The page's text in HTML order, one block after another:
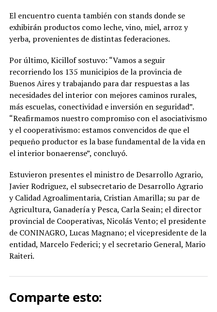
El encuentro cuenta también con stands donde se
exhibirán productos como leche, vino, miel, arroz y
yerba, provenientes de distintas federaciones.
Por último, Kicillof sostuvo: “Vamos a seguir
recorriendo los 135 municipios de la provincia de
Buenos Aires y trabajando para dar respuestas a las
necesidades del interior con mejores caminos rurales,
más escuelas, conectividad e inversión en seguridad”.
“Reafirmamos nuestro compromiso con el asociativismo
y el cooperativismo: estamos convencidos de que el
pequeño productor es la base fundamental de la vida en
el interior bonaerense”, concluyó.
Estuvieron presentes el ministro de Desarrollo Agrario,
Javier Rodriguez, el subsecretario de Desarrollo Agrario
y Calidad Agroalimentaria, Cristian Amarilla; su par de
Agricultura, Ganadería y Pesca, Carla Seain; el director
provincial de Cooperativas, Nicolás Vento; el presidente
de CONINAGRO, Lucas Magnano; el vicepresidente de la
entidad, Marcelo Federici; y el secretario General, Mario
Raiteri.
Comparte esto: